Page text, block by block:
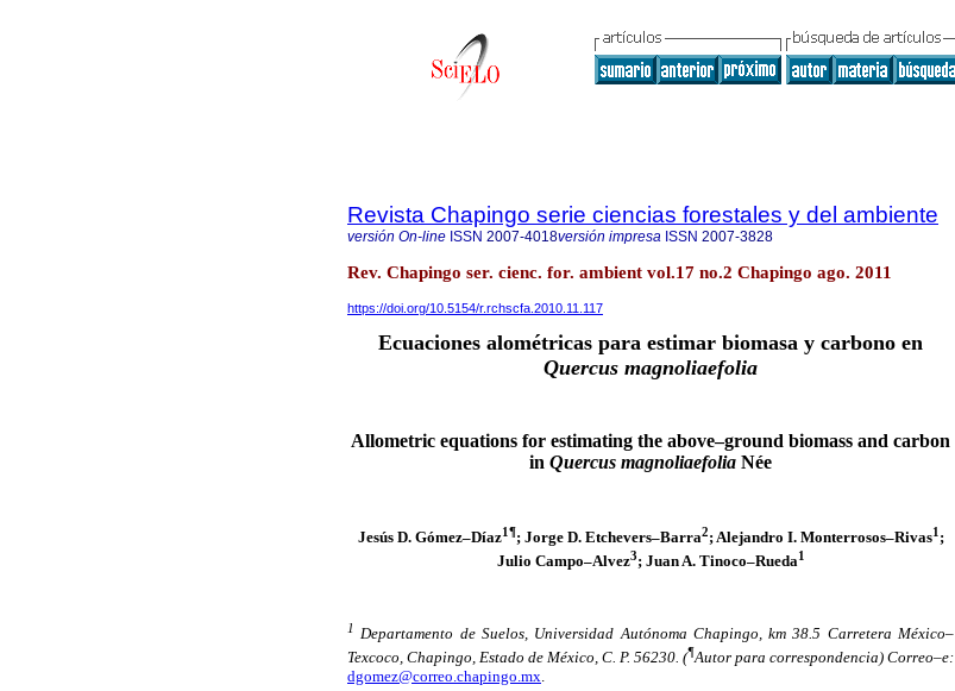
Revista Chapingo serie ciencias forestales y del ambiente
versión On-line ISSN 2007-4018versión impresa ISSN 2007-3828
Rev. Chapingo ser. cienc. for. ambient vol.17 no.2 Chapingo ago. 2011
https://doi.org/10.5154/r.rchscfa.2010.11.117
Ecuaciones alométricas para estimar biomasa y carbono en
Quercus magnoliaefolia
Allometric equations for estimating the above–ground biomass and carbon
in Quercus magnoliaefolia Née
Jesús D. Gómez–Díaz1¶; Jorge D. Etchevers–Barra2; Alejandro I. Monterrosos–Rivas1 ;
Julio Campo–Alvez3; Juan A. Tinoco–Rueda1
1 Departamento de Suelos, Universidad Autónoma Chapingo, km 38.5 Carretera México–
Texcoco, Chapingo, Estado de México, C. P. 56230. (¶Autor para correspondencia) Correo–e:
dgomez@correo.chapingo.mx